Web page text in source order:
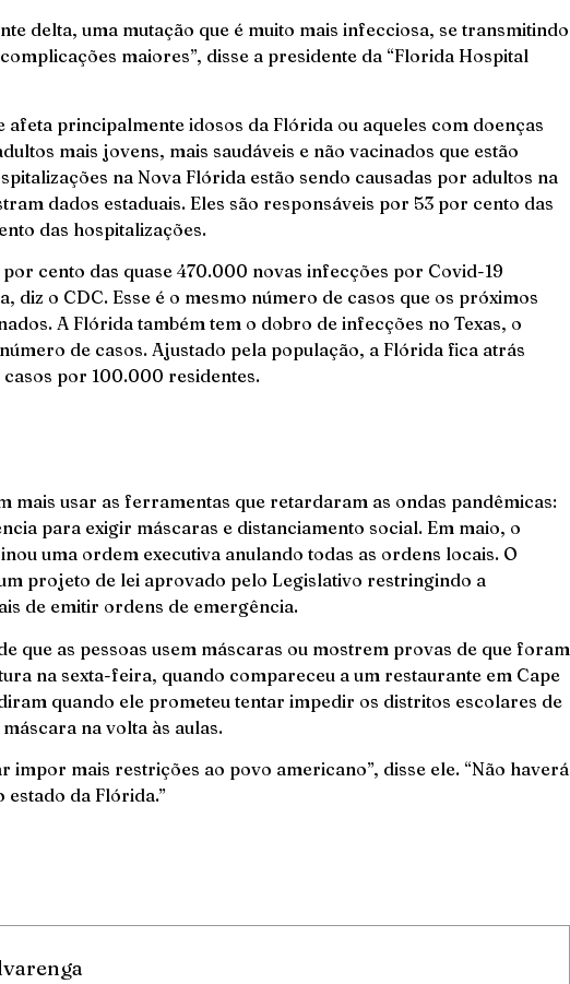
delta, uma mutação que é muito mais infecciosa, se transmitindo
maiores”, disse a presidente da “Florida Hospital
afeta principalmente idosos da Flórida ou aqueles com doenças
mais jovens, mais saudáveis ​​e não vacinados que estão
na Nova Flórida estão sendo causadas por adultos na
dados estaduais. Eles são responsáveis ​​por 53 por cento das
das hospitalizações.
cento das quase 470.000 novas infecções por Covid-19
diz o CDC. Esse é o mesmo número de casos que os próximos
A Flórida também tem o dobro de infecções no Texas, o
de casos. Ajustado pela população, a Flórida fica atrás
casos por 100.000 residentes.
mais usar as ferramentas que retardaram as ondas pandêmicas:
para exigir máscaras e distanciamento social. Em maio, o
uma ordem executiva anulando todas as ordens locais. O
projeto de lei aprovado pelo Legislativo restringindo a
de emitir ordens de emergência.
que as pessoas usem máscaras ou mostrem provas de que foram
na sexta-feira, quando compareceu a um restaurante em Cape
quando ele prometeu tentar impedir os distritos escolares de
na volta às aulas.
impor mais restrições ao povo americano”, disse ele. “Não haverá
da Flórida.”